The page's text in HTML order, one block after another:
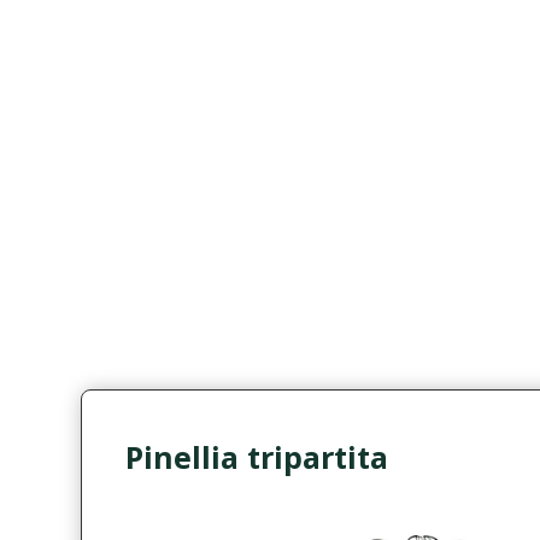
Pinellia tripartita